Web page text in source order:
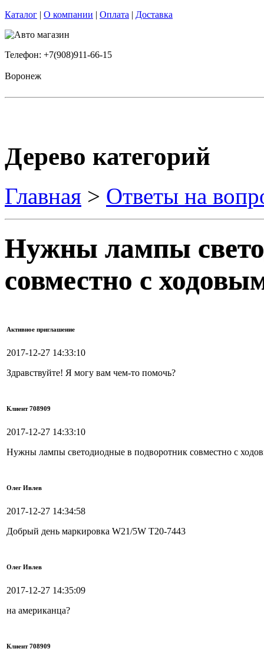
Каталог | О компании | Оплата | Доставка
Телефон: +7(908)911-66-15
Воронеж
Дерево категорий
Главная > Ответы на
Нужны лампы
совместно с
Активное приглашение
2017-12-27 14:33:10
Здравствуйте! Я могу вам чем-то помочь?
Клиент 708909
2017-12-27 14:33:10
Нужны лампы светодиодные в подворотник совместно с
Олег Ивлев
2017-12-27 14:34:58
Добрый день маркировка W21/5W T20-7443
Олег Ивлев
2017-12-27 14:35:09
на американца?
Клиент 708909